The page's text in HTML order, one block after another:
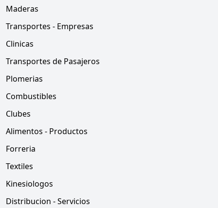
Maderas
Transportes - Empresas
Clinicas
Transportes de Pasajeros
Plomerias
Combustibles
Clubes
Alimentos - Productos
Forreria
Textiles
Kinesiologos
Distribucion - Servicios